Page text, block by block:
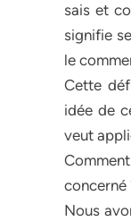
sais et
signifie
le
Cette
idée de
veut
concerné
Nous